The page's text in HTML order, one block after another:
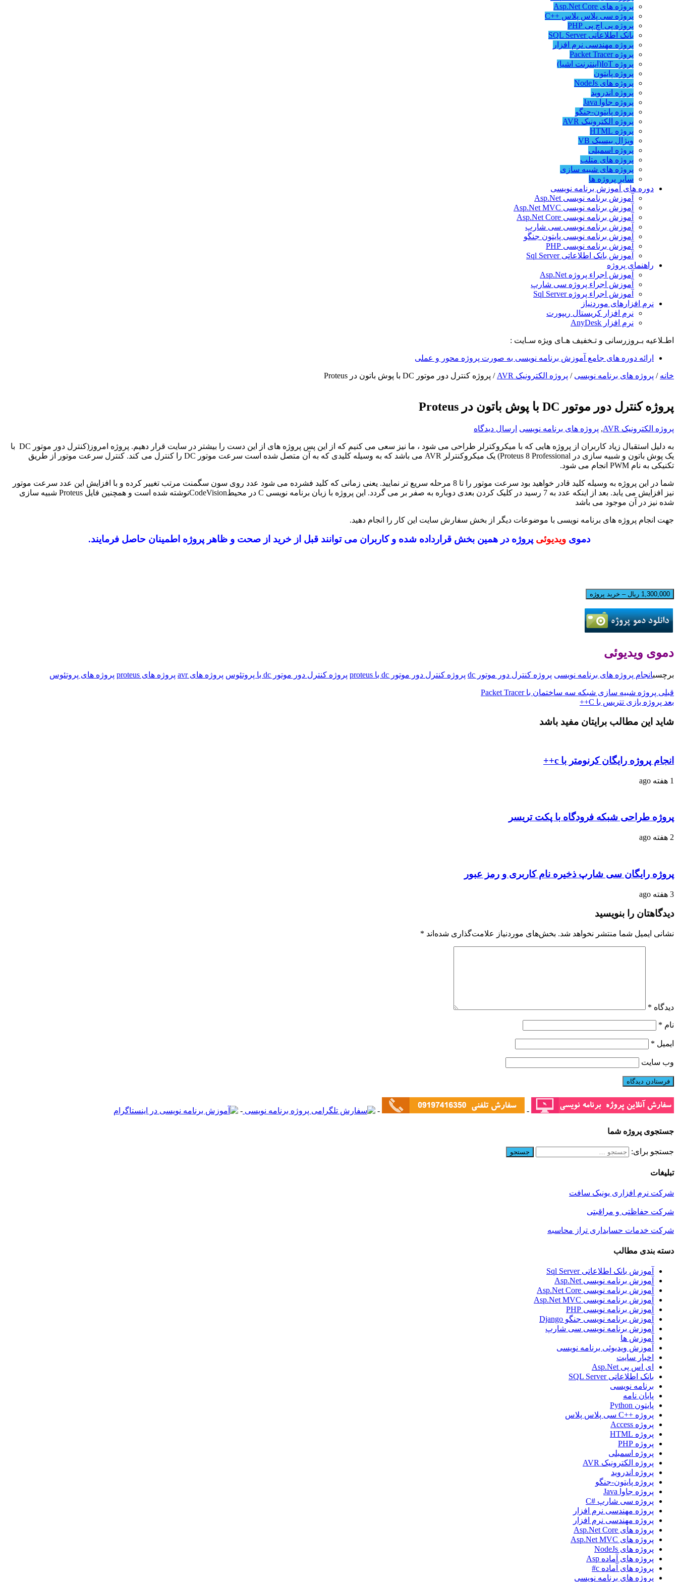
پروژه های Asp.Net Core
پروژه سی پلاس پلاس ++C
پروژه پی اچ پی PHP
بانک اطلاعاتی SQL Server
پروژه مهندسی نرم افزار
پروژه Packet Tracer
پروژه IoT(اینترنت اشیا)
پروژه پایتون
پروژه های NodeJs
پروژه اندروید
پروژه جاوا Java
پروژه پایتون-جنگو
پروژه الکترونیک AVR
پروژه HTML
ویژال بیسیک VB
پروژه اسمبلی
پروژه های متلب
پروژه های شبیه سازی
سایر پروژه ها
دوره های آموزش برنامه نویسی
آموزش برنامه نویسی Asp.Net
آموزش برنامه نویسی Asp.Net MVC
آموزش برنامه نویسی Asp.Net Core
آموزش برنامه نویسی سی شارپ
آموزش برنامه نویسی پایتون جنگو
آموزش برنامه نویسی PHP
آموزش بانک اطلاعاتی Sql Server
راهنمای پروژه
آموزش اجراء پروژه Asp.Net
آموزش اجراء پروژه سی شارپ
آموزش اجراء پروژه Sql Server
نرم افزارهای موردنیاز
نرم افزار کریستال ریپورت
نرم افزار AnyDesk
اطـلاعیه بـروزرسانی و تـخفیف هـای ویژه سـایت :
ارائه دوره های جامع آموزش برنامه نویسی به صورت پروژه محور و عملی
خانه / پروژه های برنامه نویسی / پروژه الکترونیک AVR / پروژه کنترل دور موتور DC با پوش باتون در Proteus
پروژه کنترل دور موتور DC با پوش باتون در Proteus
پروژه الکترونیک AVR , پروژه های برنامه نویسی ارسال دیدگاه
به دلیل استقبال زیاد کاربران از پروژه هایی که با میکروکترلر طراحی می شود ، ما نیز سعی می کنیم که از این پس پروژه های از این دست را بیشتر در سایت قرار دهیم. پروژه امروز(کنترل دور موتور DC با
یک پوش باتون و شبیه سازی در Proteus 8 Professional) یک میکروکنترلر AVR می باشد که به وسیله کلیدی که به آن متصل شده است سرعت موتور DC را کنترل می کند. کنترل سرعت موتور از طریق
تکنیکی به نام PWM انجام می شود.
شما در این پروژه به وسیله کلید قادر خواهید بود سرعت موتور را تا 8 مرحله سریع تر نمایید. یعنی زمانی که کلید فشرده می شود عدد روی سون سگمنت مرتب تغییر کرده و با افزایش این عدد سرعت موتور
نیز افزایش می یابد. بعد از اینکه عدد به 7 رسید در کلیک کردن بعدی دوباره به صفر بر می گردد. این پروژه با زبان برنامه نویسی
C در محیطCodeVisionنوشته شده است و همچنین فایل Proteus شبیه سازی
شده نیز در آن موجود می باشد
جهت انجام پروژه های برنامه نویسی با موضوعات دیگر از بخش سفارش سایت این کار را انجام دهید.
دمویویدیوئی پروژه در همین بخش قرارداده شده و کاربران می توانند قبل از خرید از صحت و ظاهر پروژه اطمینان حاصل فرمایند.
1,300,000 ریال – خرید پروژه
دموی ویدیوئی
برچسبانجام پروژه های برنامه نویسی پروژه کنترل دور موتور dc پروژه کنترل دور موتور dc با proteus پروژه کنترل دور موتور dc با پروتئوس پروژه های avr پروژه های proteus پروژه های پروتئوس
قبلی پروژه شبیه سازی شبکه سه ساختمان با Packet Tracer
بعد پروژه بازی تتریس با C++
شاید این مطالب برایتان مفید باشد
انجام پروژه رایگان کرنومتر با c++
1 هفته ago
پروژه طراحی شبکه فرودگاه با پکت تریسر
2 هفته ago
پروژه رایگان سی شارپ ذخیره نام کاربری و رمز عبور
3 هفته ago
دیدگاهتان را بنویسید
نشانی ایمیل شما منتشر نخواهد شد. بخش‌های موردنیاز علامت‌گذاری شده‌اند *
دیدگاه *
نام *
ایمیل *
وب‌ سایت
-
-
-
جستجوی پروژه شما
جستجو برای:
تبلیغات
شرکت نرم افزاری یونیک سافت
شرکت حفاظتی و مراقبتی
شرکت خدمات حسابداری تراز محاسبه
دسته بندی مطالب
آموزش بانک اطلاعاتی Sql Server
آموزش برنامه نویسی Asp.Net
آموزش برنامه نویسی Asp.Net Core
آموزش برنامه نویسی Asp.Net MVC
آموزش برنامه نویسی PHP
آموزش برنامه نویسی جنگو Django
آموزش برنامه نویسی سی شارپ
آموزش ها
آموزش ویدیوئی برنامه نویسی
اخبار سایت
ای اس پی Asp.Net
بانک اطلاعاتی SQL Server
برنامه نویسی
پایان نامه
پایتون Python
پروژه ++C سی پلاس پلاس
پروژه Access
پروژه HTML
پروژه PHP
پروژه اسمبلی
پروژه الکترونیک AVR
پروژه اندروید
پروژه پایتون-جنگو
پروژه جاوا Java
پروژه سی شارپ #C
پروژه مهندسی نرم افزار
پروژه مهندسی نرم افزار
پروژه های Asp.Net Core
پروژه های Asp.Net MVC
پروژه های NodeJs
پروژه های آماده Asp
پروژه های آماده c#
پروژه های برنامه نویسی